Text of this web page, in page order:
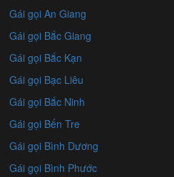
Gái gọi An Giang
Gái gọi Bắc Giang
Gái gọi Bắc Kạn
Gái gọi Bạc Liêu
Gái gọi Bắc Ninh
Gái gọi Bến Tre
Gái gọi Bình Dương
Gái gọi Bình Phước